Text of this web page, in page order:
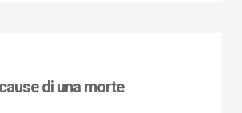
di una morte